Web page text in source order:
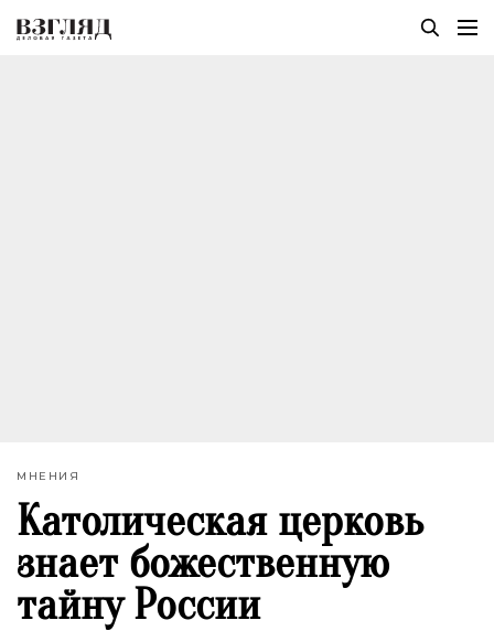
МНЕНИЯ
Католическая церковь
знает божественную
тайну России